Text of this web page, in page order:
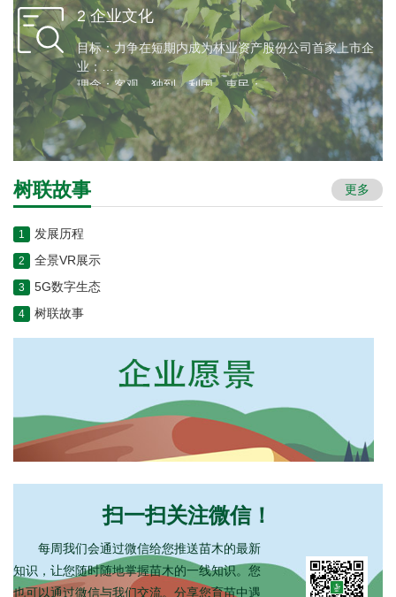
组织架构
1 企业形象
参与生态文明建设，
顺应全球绿色低碳发展潮流，
为早日实现碳达峰、碳中和做贡献！
2 企业文化
目标：力争在短期内成为林业资产股份公司首家上市企
业；
理念：客观、独到、利国、惠民；
核心价值：守护绿水青山，建设生态中国；
使命：创新金融科技理念，领航林业产业发展；
宗旨：以传承生态文明为使命，以绿色产融经济为核
心；以人为本，为集团股东带来可持续、稳定、增长的
投资回报。
树联故事 更多
1 发展历程
2 全景VR展示
3 5G数字生态
4 树联故事
扫一扫关注微信！
每周我们会通过微信给您推送苗木的最新
知识，让您随时随地掌握苗木的一线知识。您
也可以通过微信与我们交流。分享您育苗中遇